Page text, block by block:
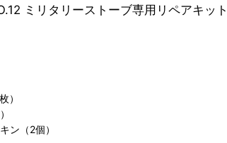
ミリタリーストーブ専用リペアキッ
）
ン（2個）